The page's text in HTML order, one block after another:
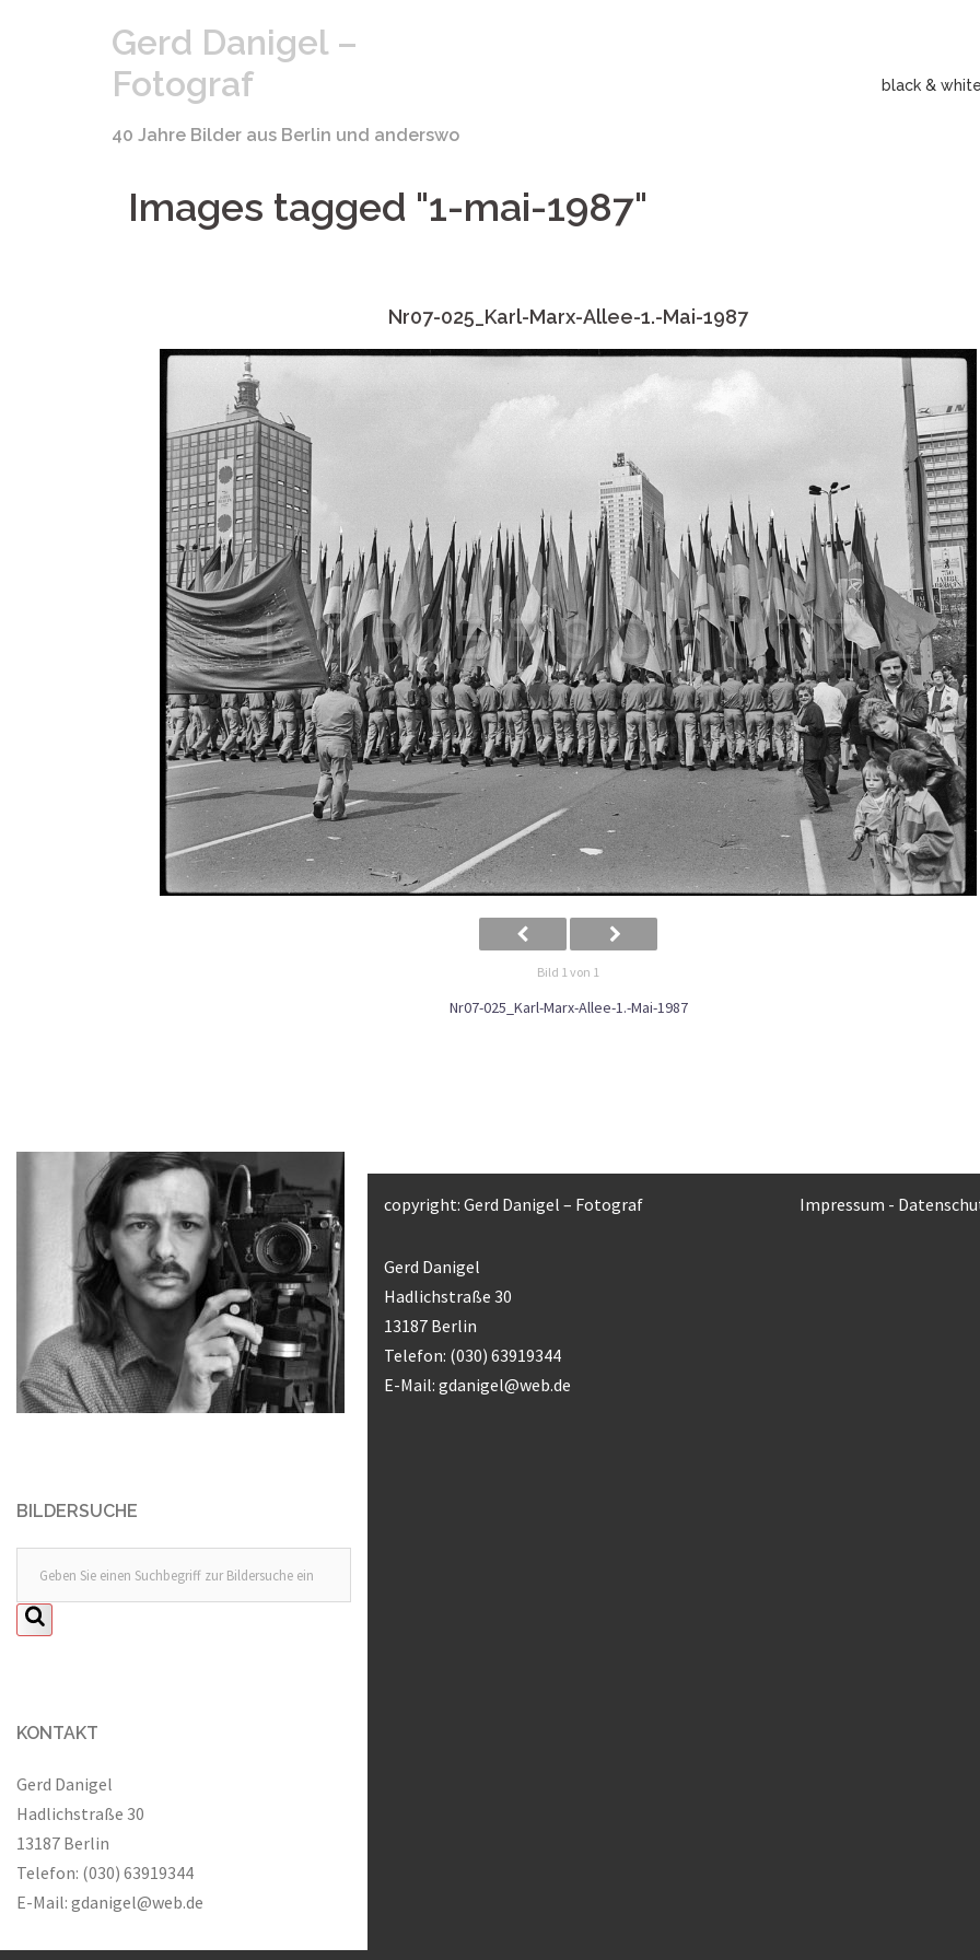
Gerd Danigel –
Fotograf
40 Jahre Bilder aus Berlin und anderswo
black &
Images tagged "1-mai-1987"
Nr07-025_Karl-Marx-Allee-1.-Mai-1987
Bild 1 von 1
Nr07-025_Karl-Marx-Allee-1.-Mai-1987
BILDERSUCHE
KONTAKT
Gerd Danigel
Hadlichstraße 30
13187 Berlin
Telefon: (030) 63919344
E-Mail: gdanigel@web.de
copyright: Gerd Danigel – Fotograf Impressum -
Gerd Danigel
Hadlichstraße 30
13187 Berlin
Telefon: (030) 63919344
E-Mail: gdanigel@web.de